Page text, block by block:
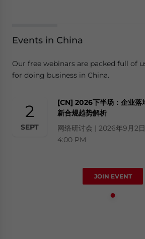
Events in China
Our free webinars are packed full of
for doing business in China.
2
SEPT
[CN] 2026下半场：企业落
新合规趋势解析
网络研讨会 | 2026年9月2
4:00 PM
JOIN EVENT